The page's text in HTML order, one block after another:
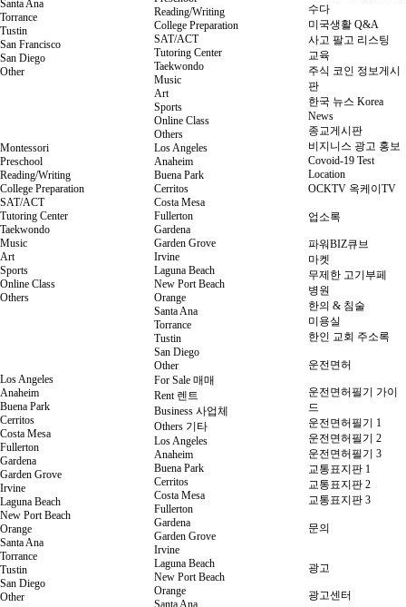
Santa Ana
Torrance
Tustin
San Francisco
San Diego
Other
Reading/Writing
College Preparation
SAT/ACT
Tutoring Center
Taekwondo
Music
Art
Sports
Online Class
Others
Montessori
Preschool
Reading/Writing
College Preparation
SAT/ACT
Tutoring Center
Taekwondo
Music
Art
Sports
Online Class
Others
Los Angeles
Anaheim
Buena Park
Cerritos
Costa Mesa
Fullerton
Gardena
Garden Grove
Irvine
Laguna Beach
New Port Beach
Orange
Santa Ana
Torrance
Tustin
San Diego
Other
Los Angeles
Anaheim
Buena Park
Cerritos
Costa Mesa
Fullerton
Gardena
Garden Grove
Irvine
Laguna Beach
New Port Beach
Orange
Santa Ana
Torrance
Tustin
San Diego
Other
For Sale 매매
Rent 렌트
Business 사업체
Others 기타
Los Angeles
Anaheim
Buena Park
Cerritos
Costa Mesa
Fullerton
Gardena
Garden Grove
Irvine
Laguna Beach
New Port Beach
Orange
수다
미국생활 Q&A
사고 팔고 리스팅
교육
주식 코인 정보게시
판
한국 뉴스 Korea
News
종교게시판
비지니스 광고 홍보
Covoid-19 Test
Location
OCKTV 옥케이TV
업소록
파워BIZ큐브
마켓
무제한 고기부페
병원
한의 & 침술
미용실
한인 교회 주소록
운전면허
운전면허필기 가이
드
운전면허필기 1
운전면허필기 2
운전면허필기 3
교통표지판 1
교통표지판 2
교통표지판 3
문의
광고
광고센터